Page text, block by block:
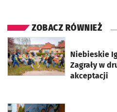
ZOBACZ RÓWNIEŻ
Niebieskie
Zagrały w
akceptacji
otworzy się w nowej karcie
otworzy się w nowej karcie